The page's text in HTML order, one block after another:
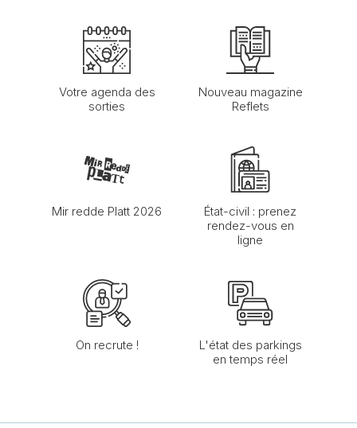
Votre agenda des
sorties
Nouveau magazine
Reflets
Mir redde Platt 2026
État-civil : prenez
rendez-vous en
ligne
On recrute !
L'état des parkings
en temps réel